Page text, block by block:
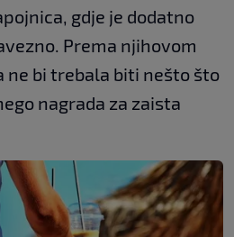
gdje je dodatno
Prema njihovom
ne bi trebala biti nešto što
nagrada za zaista